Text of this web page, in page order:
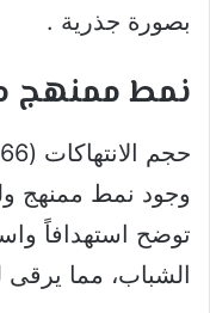
بصورة جذرية .
نمط ممنهج
وجود نمط ممنهج
توضح استهدافاً
الشباب، مما يرقى